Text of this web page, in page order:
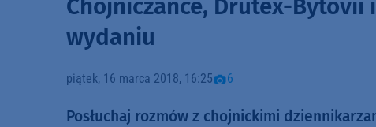
Chojniczance, Drutex-Bytovii
wydaniu
piątek, 16 marca 2018, 16:25 6
Posłuchaj rozmów z chojnickimi